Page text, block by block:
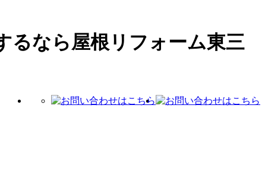
るなら屋根リフォーム東三